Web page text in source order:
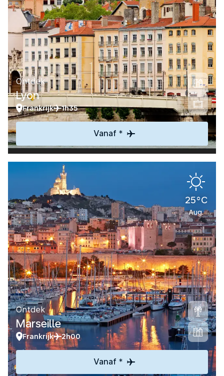
Ontdek
Lyon
Frankrijk 1h35
Vanaf *
25°C
Aug.
Ontdek
Marseille
Frankrijk 2h00
Vanaf *